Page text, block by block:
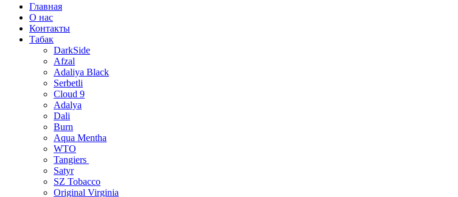
Главная
О нас
Контакты
Табак
DarkSide
Afzal
Adaliya Black
Serbetli
Cloud 9
Adalya
Dali
Burn
Aqua Mentha
WTO
Tangiers
Satyr
SZ Tobacco
Original Virginia